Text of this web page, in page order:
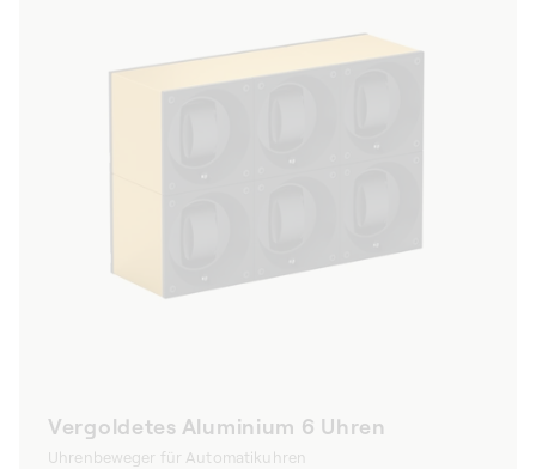
Vergoldetes Aluminium 6 Uhren
Uhrenbeweger für Automatikuhren